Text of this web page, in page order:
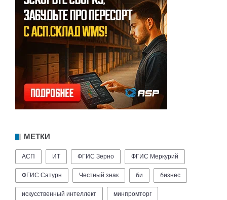
МЕТКИ
АСП ИТ ФГИС Зерно ФГИС Меркурий
ФГИС Сатурн Честный знак би бизнес
искусственный интеллект минпромторг